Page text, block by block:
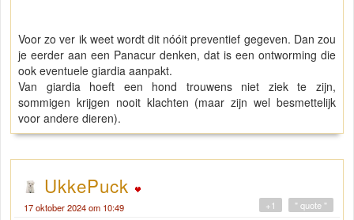
Voor zo ver ik weet wordt dit nóóit preventief gegeven. Dan zou
je eerder aan een Panacur denken, dat is een ontworming die
ook eventuele giardia aanpakt.
Van giardia hoeft een hond trouwens niet ziek te zijn,
sommigen krijgen nooit klachten (maar zijn wel besmettelijk
voor andere dieren).
UkkePuck
17 oktober 2024 om 10:49 " quote "
+1